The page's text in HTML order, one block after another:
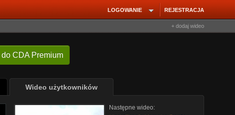
REJESTRACJA
LOGOWANIE
+ dodaj wideo
do CDA Premium
Wideo użytkowników
Następne wideo: